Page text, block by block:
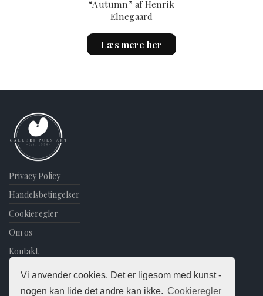
Vi anvender cookies. Det er ligesom med kunst -
nogen kan lide det andre kan ikke. Cookieregler
“Autumn” af Henrik
Elnegaard
Læs mere her
product
variants.
the
product
Privacy Policy
Handelsbetingelser
Cookieregler
Om os
Kontakt
Blog
Nyhedsbrev